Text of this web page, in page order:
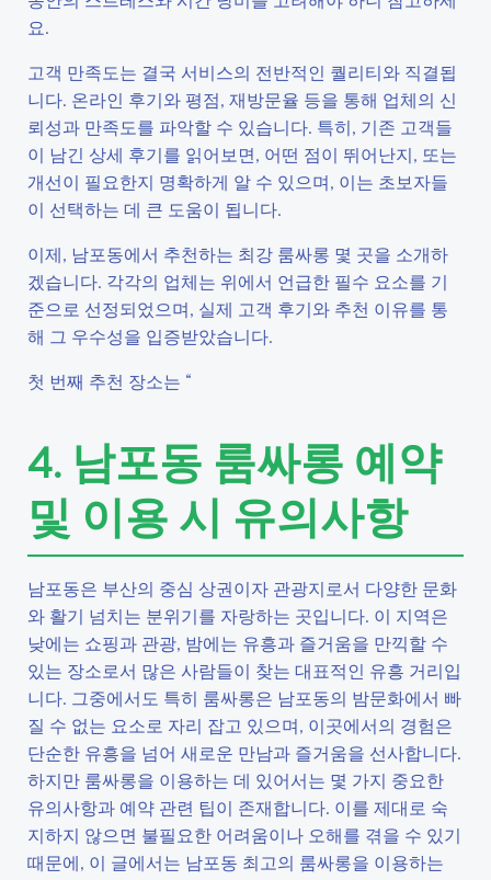
요.
고객 만족도는 결국 서비스의 전반적인 퀄리티와 직결됩
니다. 온라인 후기와 평점, 재방문율 등을 통해 업체의 신
뢰성과 만족도를 파악할 수 있습니다. 특히, 기존 고객들
이 남긴 상세 후기를 읽어보면, 어떤 점이 뛰어난지, 또는
개선이 필요한지 명확하게 알 수 있으며, 이는 초보자들
이 선택하는 데 큰 도움이 됩니다.
이제, 남포동에서 추천하는 최강 룸싸롱 몇 곳을 소개하
겠습니다. 각각의 업체는 위에서 언급한 필수 요소를 기
준으로 선정되었으며, 실제 고객 후기와 추천 이유를 통
해 그 우수성을 입증받았습니다.
첫 번째 추천 장소는 “
4. 남포동 룸싸롱 예약
및 이용 시 유의사항
남포동은 부산의 중심 상권이자 관광지로서 다양한 문화
와 활기 넘치는 분위기를 자랑하는 곳입니다. 이 지역은
낮에는 쇼핑과 관광, 밤에는 유흥과 즐거움을 만끽할 수
있는 장소로서 많은 사람들이 찾는 대표적인 유흥 거리입
니다. 그중에서도 특히 룸싸롱은 남포동의 밤문화에서 빠
질 수 없는 요소로 자리 잡고 있으며, 이곳에서의 경험은
단순한 유흥을 넘어 새로운 만남과 즐거움을 선사합니다.
하지만 룸싸롱을 이용하는 데 있어서는 몇 가지 중요한
유의사항과 예약 관련 팁이 존재합니다. 이를 제대로 숙
지하지 않으면 불필요한 어려움이나 오해를 겪을 수 있기
때문에, 이 글에서는 남포동 최고의 룸싸롱을 이용하는